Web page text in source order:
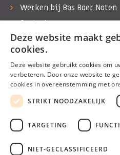
Werken bij Bas Boer Noten
Contact
©1974 - 2026
Alle rechten
Deze website maakt
cookies.
Deze website gebruikt cookies om
verbeteren. Door onze website te
cookies in overeenstemming met
STRIKT NOODZAKELIJK
TARGETING
NIET-GECLASSIFICEERD